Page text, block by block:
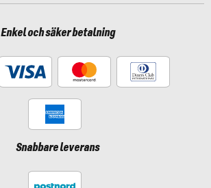
Enkel och säker betalning
Snabbare leverans